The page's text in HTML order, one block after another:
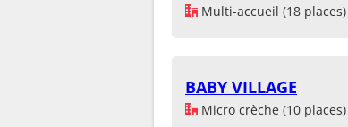
Multi-accueil (18 places)
BABY VILLAGE
Micro crèche (10 places)